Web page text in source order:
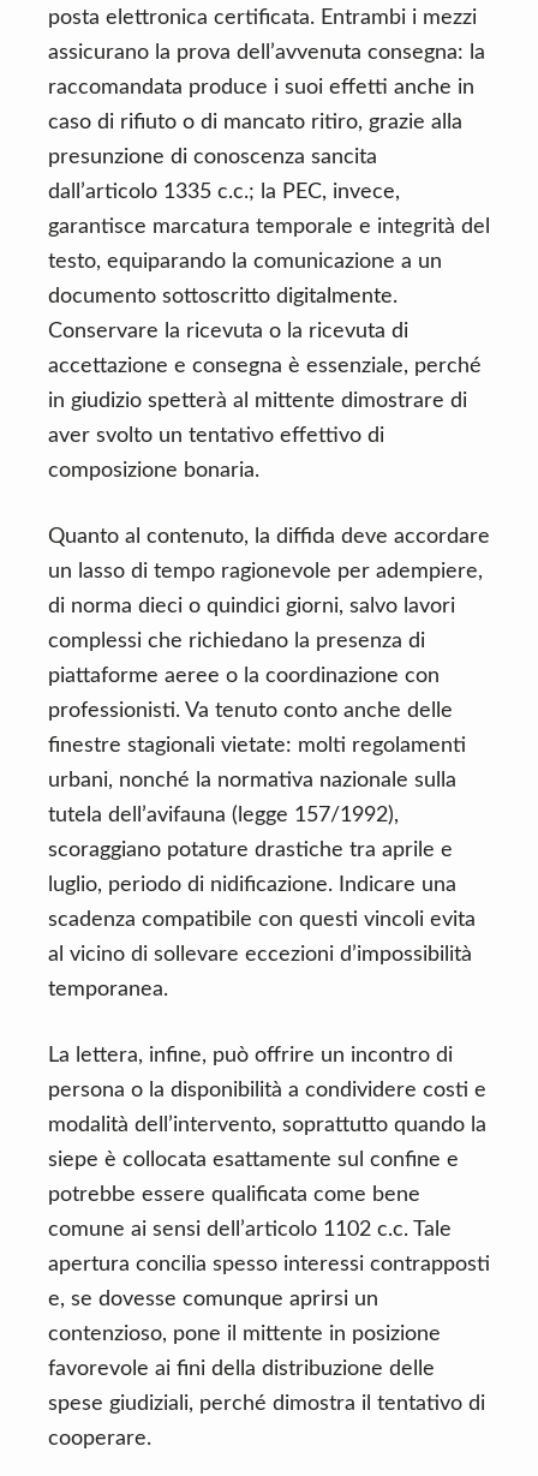
posta elettronica certificata. Entrambi i mezzi
assicurano la prova dell’avvenuta consegna: la
raccomandata produce i suoi effetti anche in
caso di rifiuto o di mancato ritiro, grazie alla
presunzione di conoscenza sancita
dall’articolo 1335 c.c.; la PEC, invece,
garantisce marcatura temporale e integrità del
testo, equiparando la comunicazione a un
documento sottoscritto digitalmente.
Conservare la ricevuta o la ricevuta di
accettazione e consegna è essenziale, perché
in giudizio spetterà al mittente dimostrare di
aver svolto un tentativo effettivo di
composizione bonaria.
Quanto al contenuto, la diffida deve accordare
un lasso di tempo ragionevole per adempiere,
di norma dieci o quindici giorni, salvo lavori
complessi che richiedano la presenza di
piattaforme aeree o la coordinazione con
professionisti. Va tenuto conto anche delle
finestre stagionali vietate: molti regolamenti
urbani, nonché la normativa nazionale sulla
tutela dell’avifauna (legge 157/1992),
scoraggiano potature drastiche tra aprile e
luglio, periodo di nidificazione. Indicare una
scadenza compatibile con questi vincoli evita
al vicino di sollevare eccezioni d’impossibilità
temporanea.
La lettera, infine, può offrire un incontro di
persona o la disponibilità a condividere costi e
modalità dell’intervento, soprattutto quando la
siepe è collocata esattamente sul confine e
potrebbe essere qualificata come bene
comune ai sensi dell’articolo 1102 c.c. Tale
apertura concilia spesso interessi contrapposti
e, se dovesse comunque aprirsi un
contenzioso, pone il mittente in posizione
favorevole ai fini della distribuzione delle
spese giudiziali, perché dimostra il tentativo di
cooperare.